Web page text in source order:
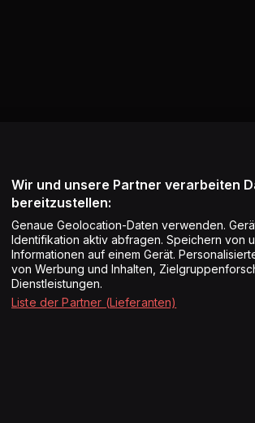
Wir und unsere Partner verarbeiten
bereitzustellen:
Genaue Geolocation-Daten verwenden.
Identifikation aktiv abfragen. Speichern von
Informationen auf einem Gerät.
von Werbung und Inhalten,
Dienstleistungen.
Liste der Partner (Lieferanten)